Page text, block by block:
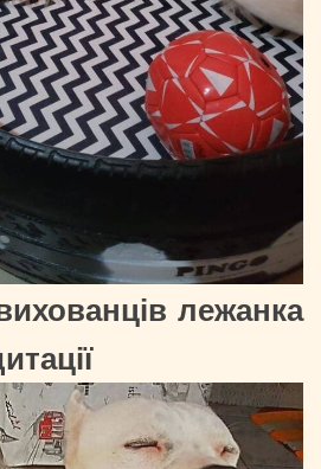
лежанка